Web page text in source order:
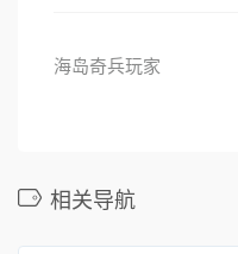
海岛奇兵玩家
相关导航